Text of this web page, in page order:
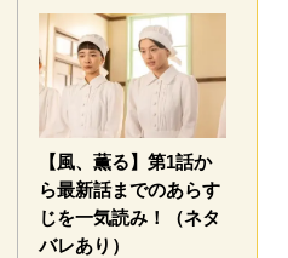
【風、薫る】第1話か
ら最新話までのあらす
じを一気読み！（ネタ
バレあり）